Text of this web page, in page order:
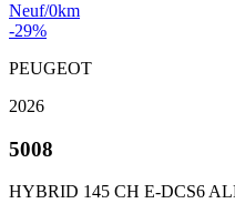
Neuf/0km
-29%
PEUGEOT
2026
5008
HYBRID 145 CH E-DCS6